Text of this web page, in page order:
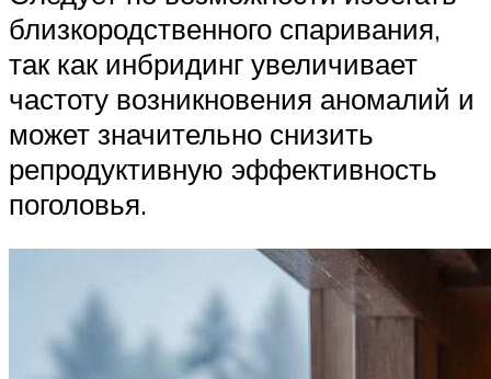
близкородственного спаривания,
так как инбридинг увеличивает
частоту возникновения аномалий и
может значительно снизить
репродуктивную эффективность
поголовья.